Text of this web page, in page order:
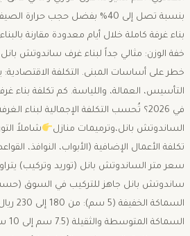
بنسبة تصل إلى 40% بفضل حجب
بناء غرفة كاملة خلال أيام معدودة مقارنة
​خفة الوزن: مثالي جداً لبناء غرف ساندوتش
خطر على أساسات المبنى. ​التكلفة الاقتصادية:
التأسيس، العمالة، واللياسة. ​كم تكلفة بناء
في 2026؟ ​تُحسب التكلفة الإجمالية لبناء
الساندوتش بانل،وترميمات منازل
شاملاً
سعر متر الساندوتش بانل (توريد وتركيب)
ساندوتش بانل جاهز للتركيب في السوق (حسب
السماكة